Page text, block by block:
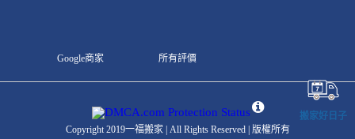
Google商家 所有評價
Copyright 2019一福搬家 | All Rights Reserved | 版權所有
搬家好日子